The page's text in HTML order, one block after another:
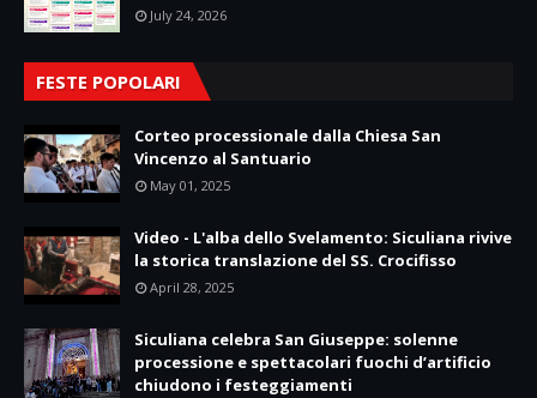
July 24, 2026
FESTE POPOLARI
Corteo processionale dalla Chiesa San
Vincenzo al Santuario
May 01, 2025
Video - L'alba dello Svelamento: Siculiana rivive
la storica translazione del SS. Crocifisso
April 28, 2025
Siculiana celebra San Giuseppe: solenne
processione e spettacolari fuochi d’artificio
chiudono i festeggiamenti